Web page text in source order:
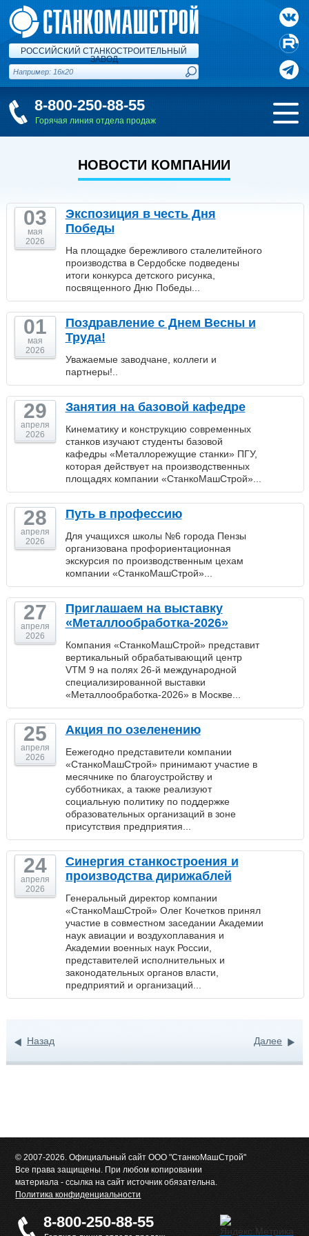
РОССИЙСКИЙ СТАНКОСТРОИТЕЛЬНЫЙ
ЗАВОД
8-800-250-88-55
Горячая линия отдела продаж
НОВОСТИ КОМПАНИИ
03
мая
2026
Экспозиция в честь Дня
Победы
На площадке бережливого сталелитейного
производства в Сердобске подведены
итоги конкурса детского рисунка,
посвященного Дню Победы...
01
мая
2026
Поздравление с Днем Весны и
Труда!
Уважаемые заводчане, коллеги и
партнеры!..
29
апреля
2026
Занятия на базовой кафедре
Кинематику и конструкцию современных
станков изучают студенты базовой
кафедры «Металлорежущие станки» ПГУ,
которая действует на производственных
площадях компании «СтанкоМашСтрой»...
28
апреля
2026
Путь в профессию
Для учащихся школы №6 города Пензы
организована профориентационная
экскурсия по производственным цехам
компании «СтанкоМашСтрой»...
27
апреля
2026
Приглашаем на выставку
«Металлообработка-2026»
Компания «СтанкоМашСтрой» представит
вертикальный обрабатывающий центр
VTM 9 на полях 26-й международной
специализированной выставки
«Металлообработка-2026» в Москве...
25
апреля
2026
Акция по озеленению
Еежегодно представители компании
«СтанкоМашСтрой» принимают участие в
месячнике по благоустройству и
субботниках, а также реализуют
социальную политику по поддержке
образовательных организаций в зоне
присутствия предприятия...
24
апреля
2026
Синергия станкостроения и
производства дирижаблей
Генеральный директор компании
«СтанкоМашСтрой» Олег Кочетков принял
участие в совместном заседании Академии
наук авиации и воздухоплавания и
Академии военных наук России,
представителей исполнительных и
законодательных органов власти,
предприятий и организаций...
Назад Далее
© 2007-2026. Официальный сайт ООО "СтанкоМашСтрой"
Все права защищены. При любом копировании
материала - ссылка на сайт источник обязательна.
Политика конфиденциальности
8-800-250-88-55